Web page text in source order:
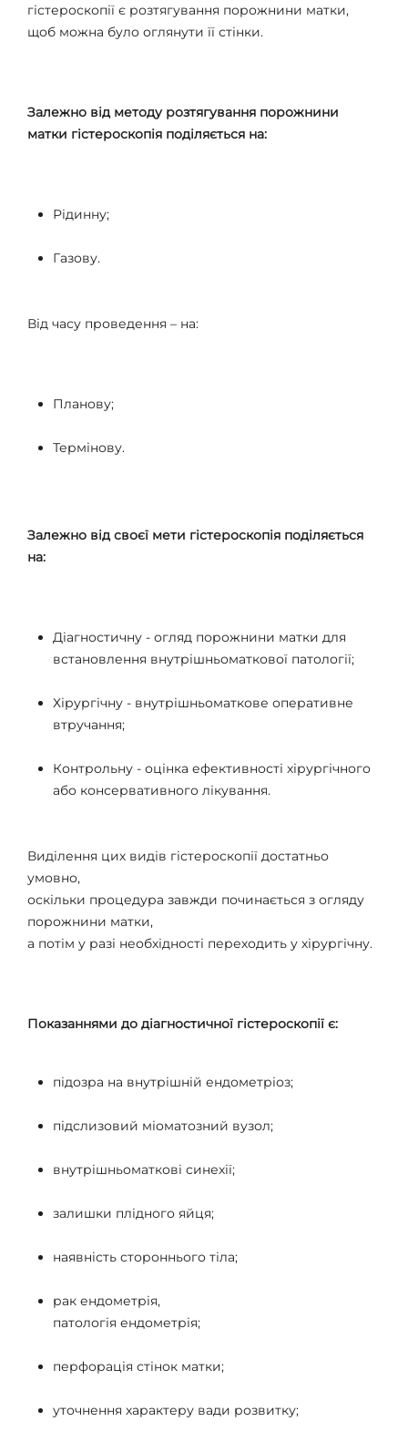
гістероскопії є розтягування порожнини матки,
щоб можна було оглянути її стінки.
Залежно від методу розтягування порожнини
матки гістероскопія поділяється на:
Рідинну;
Газову.
Від часу проведення – на:
Планову;
Термінову.
Залежно від своєї мети гістероскопія поділяється
на:
Діагностичну - огляд порожнини матки для
встановлення внутрішньоматкової патології;
Хірургічну - внутрішньоматкове оперативне
втручання;
Контрольну - оцінка ефективності хірургічного
або консервативного лікування.
Виділення цих видів гістероскопії достатньо
умовно,
оскільки процедура завжди починається з огляду
порожнини матки,
а потім у разі необхідності переходить у хірургічну.
Показаннями до діагностичної гістероскопії є:
підозра на внутрішній ендометріоз;
підслизовий міоматозний вузол;
внутрішньоматкові синехії;
залишки плідного яйця;
наявність стороннього тіла;
рак ендометрія,
патологія ендометрія;
перфорація стінок матки;
уточнення характеру вади розвитку;